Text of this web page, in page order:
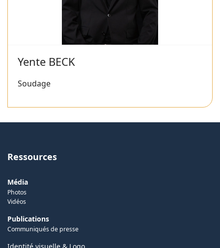
Yente BECK
Soudage
Ressources
Média
Photos
Vidéos
Publications
Communiqués de presse